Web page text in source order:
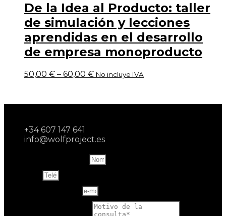
De la Idea al Producto: taller
de simulación y lecciones
aprendidas en el desarrollo
de empresa monoproducto
50,00 € – 60,00 € No incluye IVA
+34 607 147 641
info@wolfproject.es